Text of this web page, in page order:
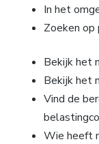
In het
Zoeken
Bekijk het
Bekijk het
Vind de
Wie heeft